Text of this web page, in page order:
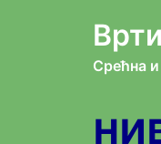
Срећна